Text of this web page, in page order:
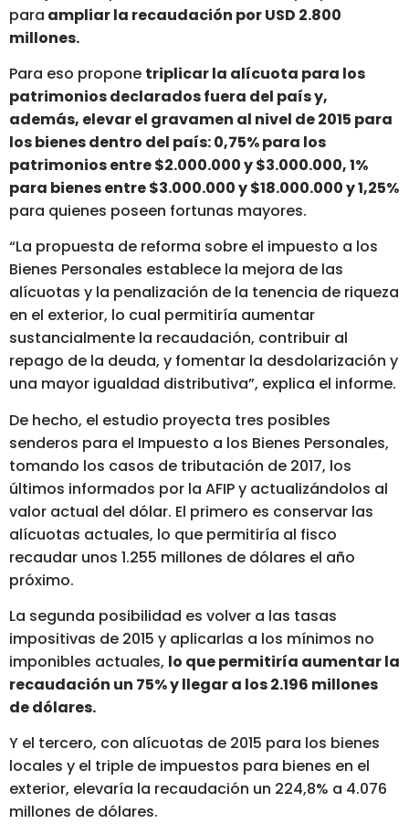
para ampliar la recaudación por USD 2.800
millones.
Para eso propone triplicar la alícuota para los
patrimonios declarados fuera del país y,
además, elevar el gravamen al nivel de 2015 para
los bienes dentro del país: 0,75% para los
patrimonios entre $2.000.000 y $3.000.000, 1%
para bienes entre $3.000.000 y $18.000.000 y 1,25%
para quienes poseen fortunas mayores.
“La propuesta de reforma sobre el impuesto a los
Bienes Personales establece la mejora de las
alícuotas y la penalización de la tenencia de riqueza
en el exterior, lo cual permitiría aumentar
sustancialmente la recaudación, contribuir al
repago de la deuda, y fomentar la desdolarización y
una mayor igualdad distributiva”, explica el informe.
De hecho, el estudio proyecta tres posibles
senderos para el Impuesto a los Bienes Personales,
tomando los casos de tributación de 2017, los
últimos informados por la AFIP y actualizándolos al
valor actual del dólar. El primero es conservar las
alícuotas actuales, lo que permitiría al fisco
recaudar unos 1.255 millones de dólares el año
próximo.
La segunda posibilidad es volver a las tasas
impositivas de 2015 y aplicarlas a los mínimos no
imponibles actuales, lo que permitiría aumentar la
recaudación un 75% y llegar a los 2.196 millones
de dólares.
Y el tercero, con alícuotas de 2015 para los bienes
locales y el triple de impuestos para bienes en el
exterior, elevaría la recaudación un 224,8% a 4.076
millones de dólares.